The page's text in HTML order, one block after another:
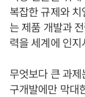
복잡한 규제와
는 제품 개발과
력을 세계에 인
무엇보다 큰 과
구개발에만 막대